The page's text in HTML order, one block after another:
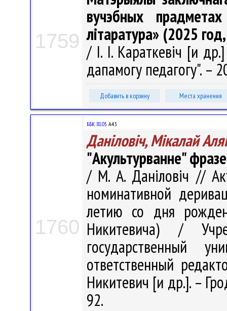
1759
вучэбных
літаратура» (2025
/ І. І. Караткевіч [и
дапамогу педагогу". –
Добавить в корзину Места хранения
1760
ББК 81.05 А43
Даніловіч, Мікалай
"Акультурванне"
/ М. А. Даніловіч //
номинативной
летию со дня
Никитевича) /
государственный
ответственный
Никитевич [и др.]. –
92.